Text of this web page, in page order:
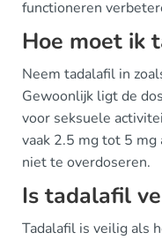
functioneren
Hoe moet ik
Neem tadalafil in
Gewoonlijk ligt de
voor seksuele
vaak 2.5 mg tot 5 mg
niet te overdoseren.
Is tadalafil
Tadalafil is veilig als